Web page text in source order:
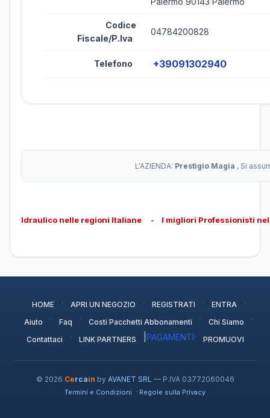
Codice
Fiscale/P.Iva
04784200828
Telefono +39091302940
L'AZIENDA: Prestigio Magia , Si
Idraulico nelle regioni Italiane - I migliori Professionisti
HOME · APRI UN NEGOZIO · REGISTRATI · ENTRA ·
Aiuto · Faq · Costi Pacchetti Abbonamenti · Chi Siamo ·
Contattaci · LINK PARTNERS PAGAMENTI· PROMUOVI
© 2026 Cercain by AVANET SRL — P.IVA 03772060046
Termini e Condizioni · Regole sulla Privacy